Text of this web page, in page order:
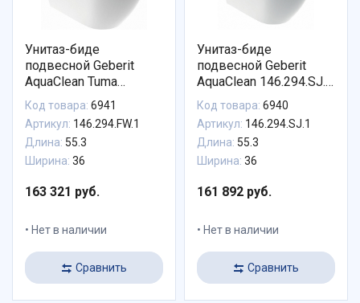
Унитаз-биде
подвесной Geberit
AquaClean Tuma
Comfort 146.294.FW.1
вставка нерж. сталь
Код товара: 6941
Артикул: 146.294.FW.1
Длина: 55.3
Ширина: 36
163 321 руб.
Нет в наличии
Сравнить
Унитаз-биде
подвесной Geberit
AquaClean 146.294.SJ.1
стекло черное
Код товара: 6940
Артикул: 146.294.SJ.1
Длина: 55.3
Ширина: 36
161 892 руб.
Нет в наличии
Сравнить